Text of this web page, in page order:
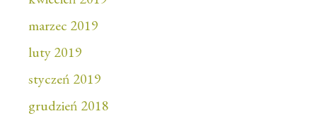
marzec 2019
luty 2019
styczeń 2019
grudzień 2018